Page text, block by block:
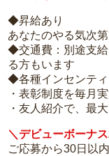
◆昇給あり
あなたのやる気次
◆交通費：別途支
る方もいます
◆各種インセンティ
・表彰制度を毎月
・友人紹介で、最
＼デビューボーナ
ご応募から30日以